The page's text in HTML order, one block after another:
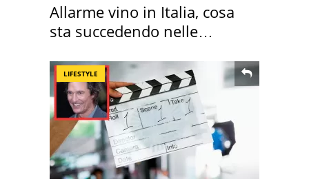
Allarme vino in Italia, cosa
sta succedendo nelle
LIFESTYLE